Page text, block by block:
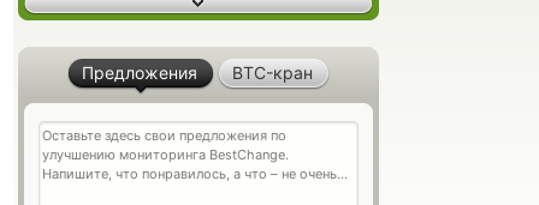
Предложения BTC-кран